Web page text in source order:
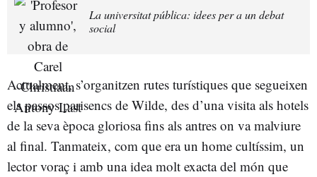
La universitat pública: idees per a un debat
social
Actualment, s’organitzen rutes turístiques que segueixen
els passos parisencs de Wilde, des d’una visita als hotels
de la seva època gloriosa fins als antres on va malviure
al final. Tanmateix, com que era un home cultíssim, un
lector voraç i amb una idea molt exacta del món que